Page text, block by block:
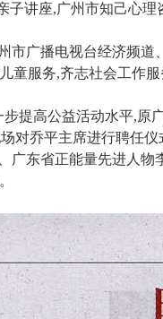
子讲座,广州市知己心
广播电视台经济频道
童服务,齐志社会工作
提高公益活动水平,原
对乔平主席进行聘任仪
广东省正能量先进人物